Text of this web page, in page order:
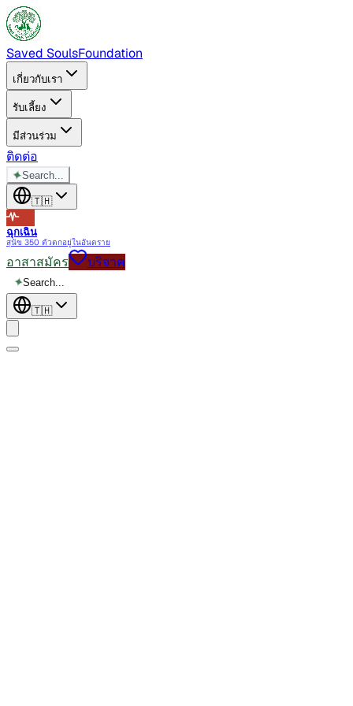
Saved SoulsFoundation
เกี่ยวกับเรา
รับเลี้ยง
มีส่วนร่วม
ติดต่อ
✦Search...
🇹🇭
ฉุกเฉิน
สุนัข 350 ตัวตกอยู่ในอันตราย
อาสาสมัคร บริจาค
✦Search...
🇹🇭